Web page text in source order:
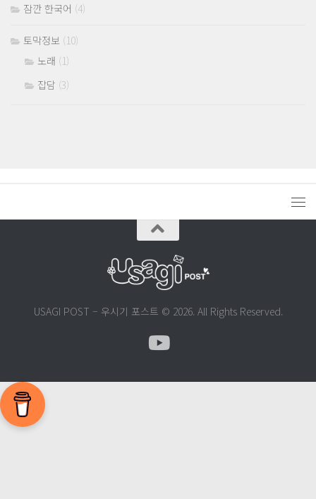
잠깐 한국어 (4)
토막정보 (10)
노래 (1)
잡담 (3)
USAGI POST – 우시기 포스트 © 2026. All Rights Reserved.